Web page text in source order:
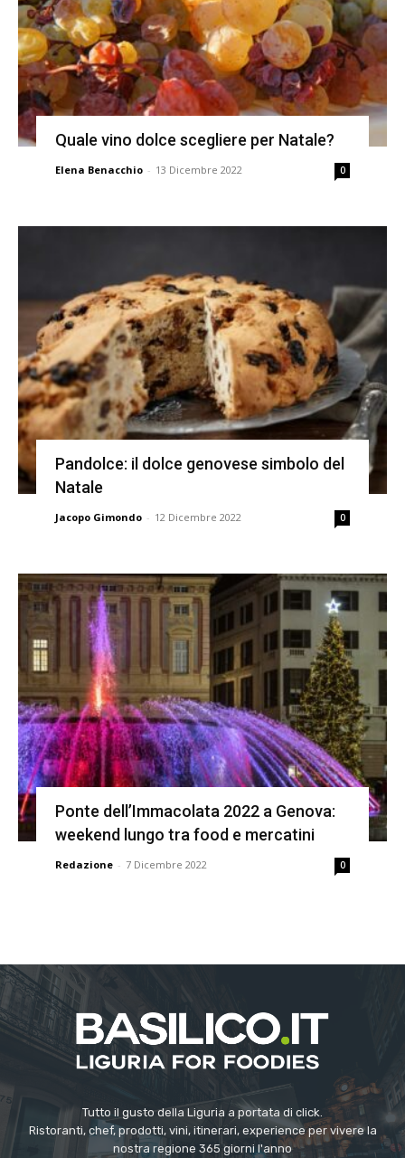
Quale vino dolce scegliere per Natale?
Elena Benacchio - 13 Dicembre 2022 0
Pandolce: il dolce genovese simbolo del
Natale
Jacopo Gimondo - 12 Dicembre 2022 0
Ponte dell’Immacolata 2022 a Genova:
weekend lungo tra food e mercatini
Redazione - 7 Dicembre 2022 0
Tutto il gusto della Liguria a portata di click.
Ristoranti, chef, prodotti, vini, itinerari, experience per vivere la
nostra regione 365 giorni l'anno